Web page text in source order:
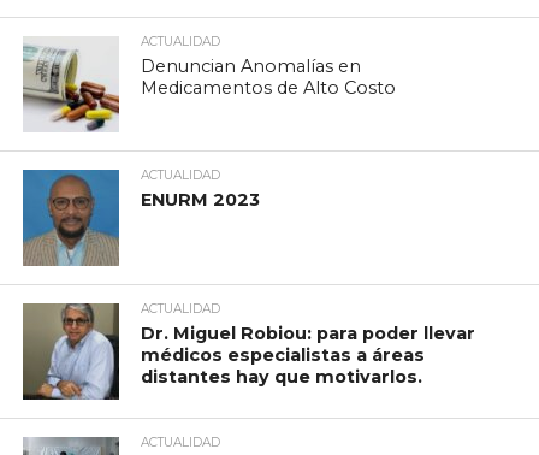
ACTUALIDAD
Denuncian Anomalías en
Medicamentos de Alto Costo
ACTUALIDAD
ENURM 2023
ACTUALIDAD
Dr. Miguel Robiou: para poder llevar
médicos especialistas a áreas
distantes hay que motivarlos.
ACTUALIDAD